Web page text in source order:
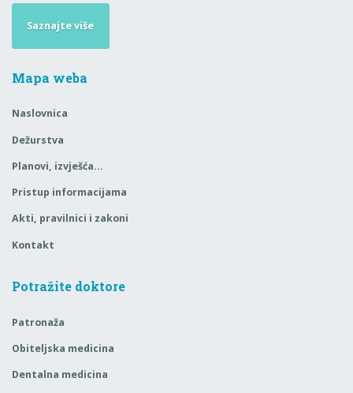
Saznajte više
Mapa weba
Naslovnica
Dežurstva
Planovi, izvješća…
Pristup informacijama
Akti, pravilnici i zakoni
Kontakt
Potražite doktore
Patronaža
Obiteljska medicina
Dentalna medicina